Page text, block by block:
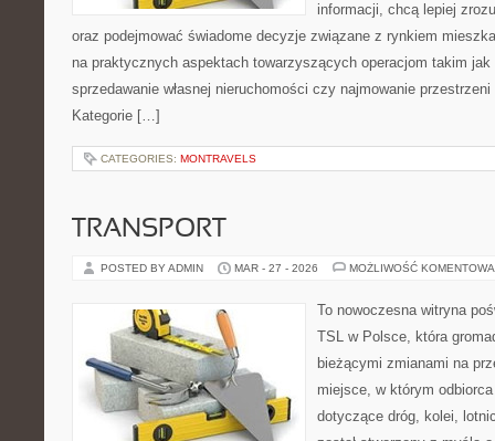
informacji, chcą lepiej
oraz podejmować świadome decyzje związane z rynkiem
na praktycznych aspektach towarzyszących operacjom takim
sprzedawanie własnej nieruchomości czy najmowanie
Kategorie […]
CATEGORIES: MONTRAVELS
TRANSPORT
POSTED BY ADMIN MAR - 27 - 2026 MOŻLIWOŚĆ
To nowoczesna witryna
TSL w Polsce, która
bieżącymi zmianami na
miejsce, w którym
dotyczące dróg, kolei,